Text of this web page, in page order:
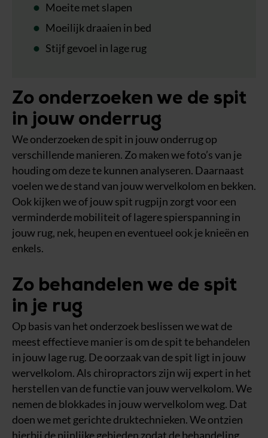
Moeite met slapen
Moeilijk draaien in bed
Stijf gevoel in lage rug
Zo onderzoeken we de spit
in jouw onderrug
We onderzoeken de spit in jouw onderrug op
verschillende manieren. Zo maken we foto’s van je
houding om deze te kunnen analyseren. Daarnaast
voelen we de stand van jouw wervelkolom en bekken.
Ook kijken we of jouw spit rugpijn zorgt voor een
verminderde mobiliteit of lagere spierspanning in
jouw rug, nek, heupen en eventueel ook je knieën en
enkels.
Zo behandelen we de spit
in je rug
Op basis van het onderzoek beslissen we wat de
meest effectieve manier is om de spit te behandelen
in jouw lage rug. De oorzaak van de spit ligt in jouw
wervelkolom. Als chiropractors zijn wij expert in het
herstellen van de functie van jouw wervelkolom. We
nemen de blokkades in jouw wervelkolom weg. Dat
doen we met gerichte druktechnieken. We ontzien
hierbij de pijnlijke gebieden zodat de behandeling